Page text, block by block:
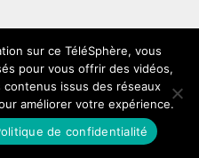
sur ce TéléSphère, vous
pour vous offrir des vidéos,
issus des réseaux
améliorer votre expérience.
de confidentialité